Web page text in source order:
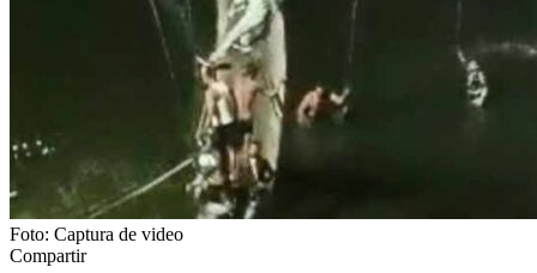
Foto: Captura de video
Compartir